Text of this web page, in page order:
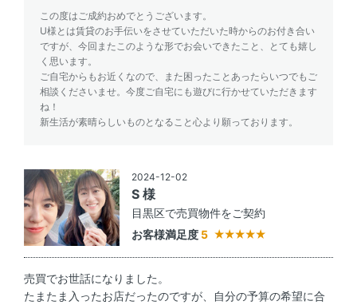
この度はご成約おめでとうございます。
U様とは賃貸のお手伝いをさせていただいた時からのお付き合い
ですが、今回またこのような形でお会いできたこと、とても嬉し
く思います。
ご自宅からもお近くなので、また困ったことあったらいつでもご
相談くださいませ。今度ご自宅にも遊びに行かせていただきます
ね！
新生活が素晴らしいものとなること心より願っております。
2024-12-02
S 様
目黒区で売買物件をご契約
お客様満足度 5
売買でお世話になりました。
たまたま入ったお店だったのですが、自分の予算の希望に合